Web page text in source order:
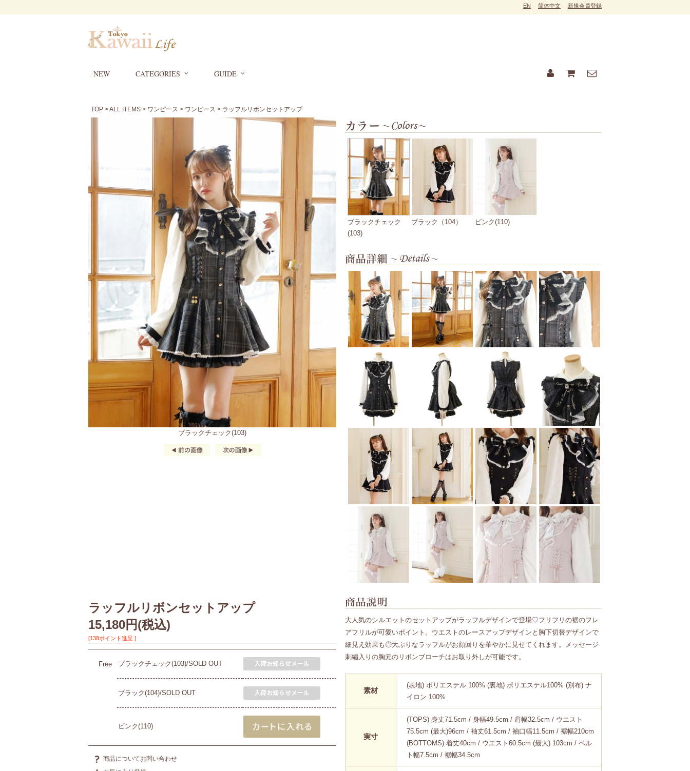
EN 简体中文 新規会員登録
NEW CATEGORIES GUIDE
TOP >ALL ITEMS > ワンピース > ワンピース > ラッフルリボンセットアップ
ブラックチェック
(103)
ブラック（104） ピンク(110)
ブラックチェック(103)
大人気のシルエットのセットアップがラッフルデザインで登場♡フリフリの裾のフレ
アフリルが可愛いポイント。ウエストのレースアップデザインと胸下切替デザインで
細見え効果も◎大ぶりなラッフルがお顔回りを華やかに見せてくれます。メッセージ
刺繡入りの胸元のリボンブローチはお取り外しが可能です。
素材
(表地) ポリエステル 100% (裏地) ポリエステル100% (別布) ナ
イロン 100%
実寸
(TOPS) 身丈71.5cm / 身幅49.5cm / 肩幅32.5cm / ウエスト
75.5cm (最大)96cm / 袖丈61.5cm / 袖口幅11.5cm / 裾幅210cm
(BOTTOMS) 着丈40cm / ウエスト60.5cm (最大) 103cm / ベル
ト幅7.5cm / 裾幅34.5cm
ラッフルリボンセットアップ
15,180円(税込)
[138ポイント進呈 ]
Free ブラックチェック(103)/SOLD OUT
ブラック(104)/SOLD OUT
ピンク(110)